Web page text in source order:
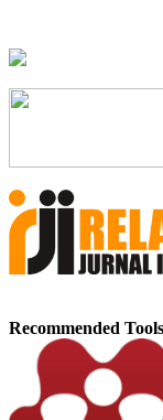
Recommended